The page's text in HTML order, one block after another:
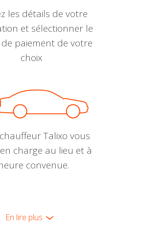
les détails de votre
et sélectionner le
paiement de votre
choix
Talixo vous
charge au lieu et à
convenue.
En lire plus